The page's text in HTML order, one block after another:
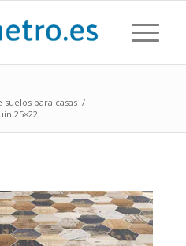
suelos para casas /
25×22